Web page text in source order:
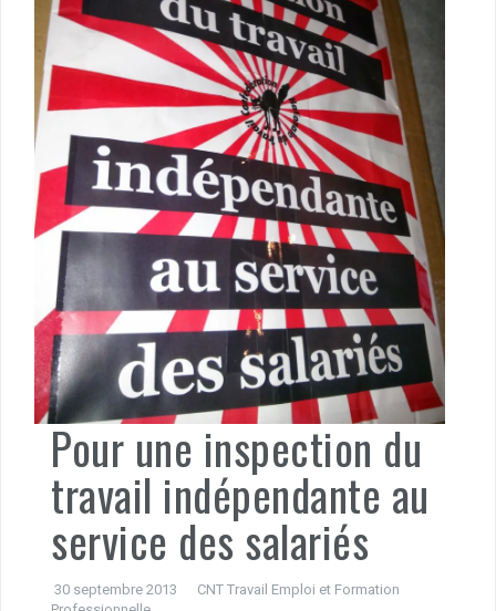
Pour une inspection du
travail indépendante au
service des salariés
30 septembre 2013
CNT Travail Emploi et Formation